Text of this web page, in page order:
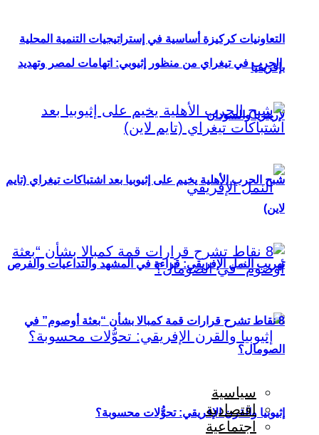
الحرب في تيغراي من منظور إثيوبي: اتهامات لمصر وتهديد
لإريتريا والسودان
تهريب النمل الإفريقي: قراءة في المشهد والتداعيات والفرص
إثيوبيا والقرن الإفريقي: تحوُّلات محسوبة؟
التعاونيات كركيزة أساسية في إستراتيجيات التنمية المحلية
بإفريقيا
شبح الحرب الأهلية يخيم على إثيوبيا بعد اشتباكات تيغراي (تايم
لاين)
8 نقاط تشرح قرارات قمة كمبالا بشأن “بعثة أوصوم” في
الصومال؟
سياسية
اقتصادية
اجتماعية